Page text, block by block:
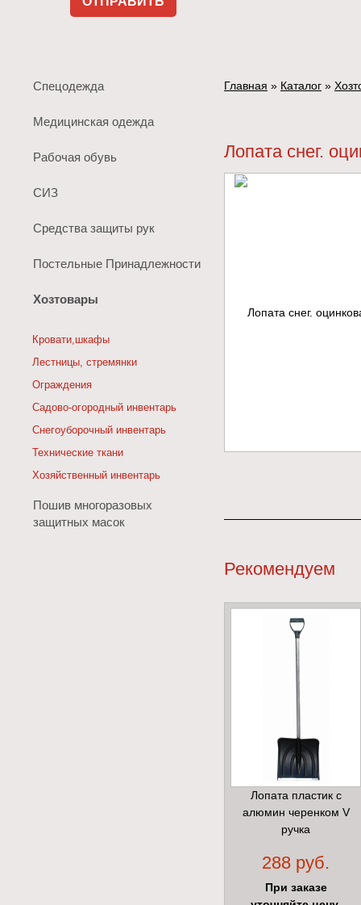
Спецодежда
Медицинская одежда
Рабочая обувь
СИЗ
Средства защиты рук
Постельные Принадлежности
Хозтовары
Кровати,шкафы
Лестницы, стремянки
Ограждения
Садово-огородный инвентарь
Снегоуборочный инвентарь
Технические ткани
Хозяйственный инвентарь
Пошив многоразовых
защитных масок
Главная » Каталог »
Лопата снег.
Рекомендуем
Лопата пластик с
алюмин черенком V
ручка
288 руб.
При заказе